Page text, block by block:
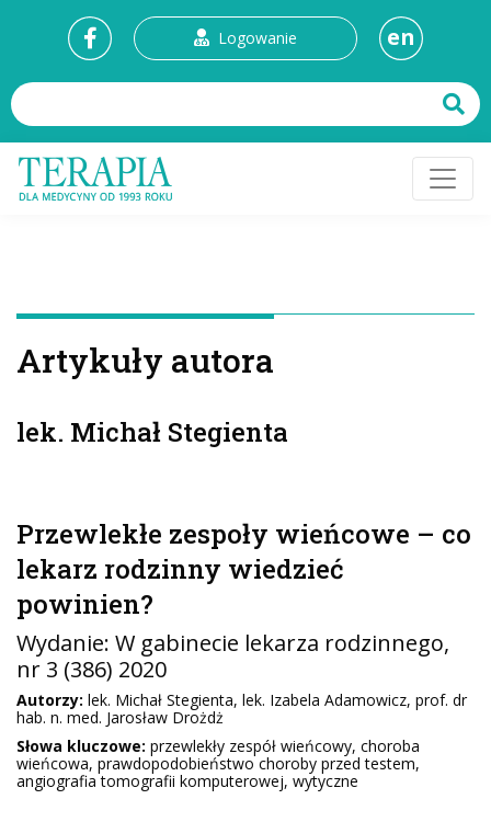
Logowanie en
Artykuły autora
lek. Michał Stegienta
Przewlekłe zespoły wieńcowe – co
lekarz rodzinny wiedzieć
powinien?
Wydanie: W gabinecie lekarza rodzinnego,
nr 3 (386) 2020
Autorzy: lek. Michał Stegienta, lek. Izabela Adamowicz, prof. dr
hab. n. med. Jarosław Drożdż
Słowa kluczowe: przewlekły zespół wieńcowy, choroba
wieńcowa, prawdopodobieństwo choroby przed testem,
angiografia tomografii komputerowej, wytyczne